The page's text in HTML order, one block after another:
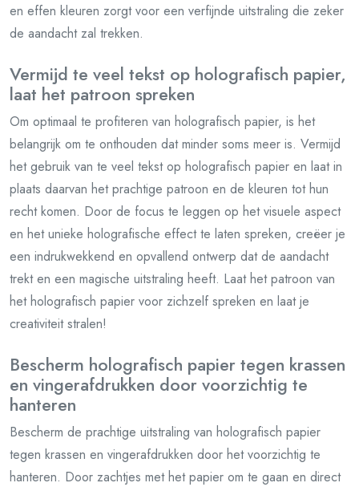
en effen kleuren zorgt voor een verfijnde uitstraling die zeker
de aandacht zal trekken.
Vermijd te veel tekst op holografisch papier,
laat het patroon spreken
Om optimaal te profiteren van holografisch papier, is het
belangrijk om te onthouden dat minder soms meer is. Vermijd
het gebruik van te veel tekst op holografisch papier en laat in
plaats daarvan het prachtige patroon en de kleuren tot hun
recht komen. Door de focus te leggen op het visuele aspect
en het unieke holografische effect te laten spreken, creëer je
een indrukwekkend en opvallend ontwerp dat de aandacht
trekt en een magische uitstraling heeft. Laat het patroon van
het holografisch papier voor zichzelf spreken en laat je
creativiteit stralen!
Bescherm holografisch papier tegen krassen
en vingerafdrukken door voorzichtig te
hanteren
Bescherm de prachtige uitstraling van holografisch papier
tegen krassen en vingerafdrukken door het voorzichtig te
hanteren. Door zachtjes met het papier om te gaan en direct